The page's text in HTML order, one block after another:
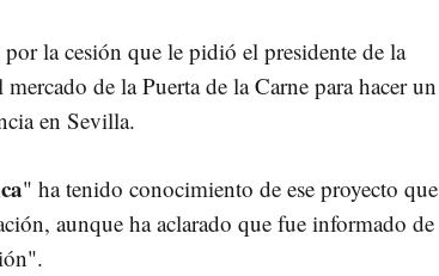
la cesión que le pidió el presidente de la
mercado de la Puerta de la Carne para hacer un
en Sevilla.
" ha tenido conocimiento de ese proyecto que
aunque ha aclarado que fue informado de